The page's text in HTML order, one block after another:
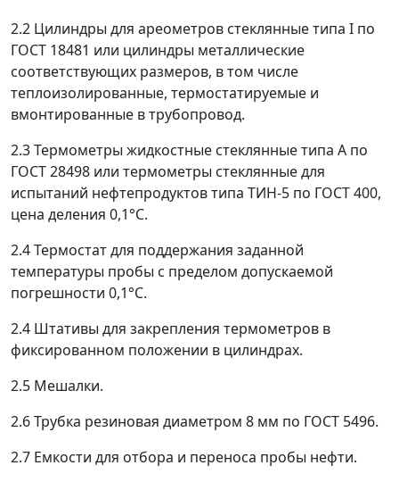
2.2 Цилиндры для ареометров стеклянные типа I по
ГОСТ 18481 или цилиндры металлические
соответствующих размеров, в том числе
теплоизолированные, термостатируемые и
вмонтированные в трубопровод.
2.3 Термометры жидкостные стеклянные типа А по
ГОСТ 28498 или термометры стеклянные для
испытаний нефтепродуктов типа ТИН-5 по ГОСТ 400,
цена деления 0,1°С.
2.4 Термостат для поддержания заданной
температуры пробы с пределом допускаемой
погрешности 0,1°С.
2.4 Штативы для закрепления термометров в
фиксированном положении в цилиндрах.
2.5 Мешалки.
2.6 Трубка резиновая диаметром 8 мм по ГОСТ 5496.
2.7 Емкости для отбора и переноса пробы нефти.